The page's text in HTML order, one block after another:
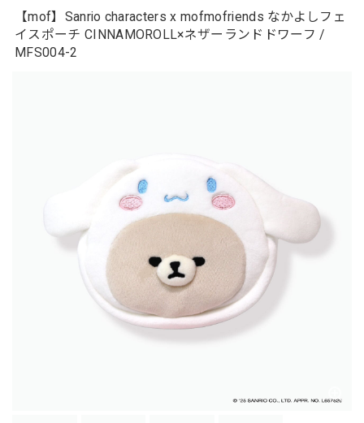
【mof】Sanrio characters x mofmofriends なかよしフェ
イスポーチ CINNAMOROLL×ネザーランドドワーフ /
MFS004-2